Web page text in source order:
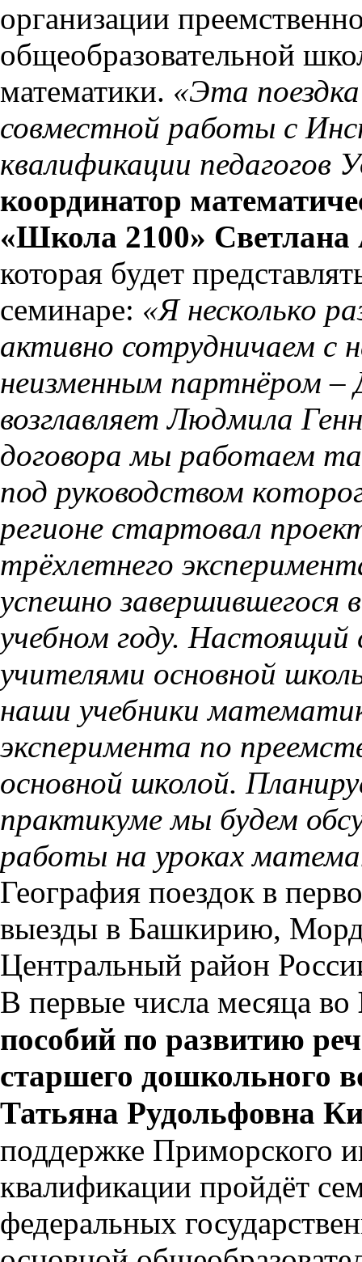
организации
общеобразовательной
математики. «Эта
совместной работы с
квалификации педагогов
координатор
«Школа 2100» Светлана
которая будет
семинаре: «Я несколько
активно сотрудничаем с
неизменным партнёром
возглавляет Людмила
договора мы работаем
под руководством
регионе стартовал
трёхлетнего
успешно завершившегося
учебном году. Настоящий
учителями основной
наши учебники
эксперимента по
основной школой.
практикуме мы будем
работы на уроках
География поездок в
выезды в Башкирию,
Центральный район
В первые числа месяца во
пособий по развитию
старшего дошкольного
Татьяна Рудольфовна
поддержке Приморского
квалификации пройдёт
федеральных